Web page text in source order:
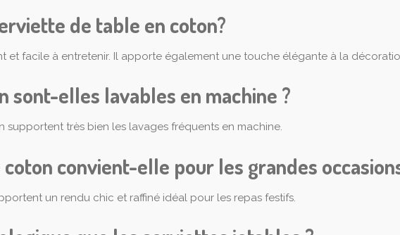
de table en coton?
et facile à entretenir. Il apporte également une touche élégante à la
sont-elles lavables en machine ?
supportent très bien les lavages fréquents en machine.
convient-elle pour les grandes
un rendu chic et raffiné idéal pour les repas festifs.